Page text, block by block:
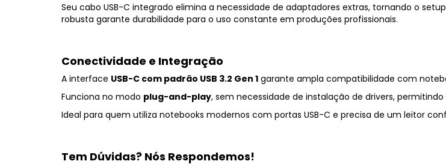
Seu cabo USB-C integrado elimina a necessidade de adaptadores extras, tornando o setup
robusta garante durabilidade para o uso constante em produções profissionais.
Conectividade e Integração
A interface USB-C com padrão USB 3.2 Gen 1 garante ampla compatibilidade com
Funciona no modo plug-and-play, sem necessidade de instalação de drivers, permitindo
Ideal para quem utiliza notebooks modernos com portas USB-C e precisa de um leitor
Tem Dúvidas? Nós Respondemos!